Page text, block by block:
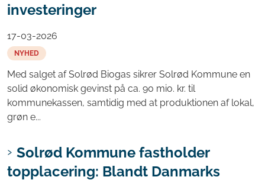
investeringer
17-03-2026
NYHED
Med salget af Solrød Biogas sikrer Solrød Kommune en
solid økonomisk gevinst på ca. 90 mio. kr. til
kommunekassen, samtidig med at produktionen af lokal,
grøn e...
Solrød Kommune fastholder
topplacering: Blandt Danmarks